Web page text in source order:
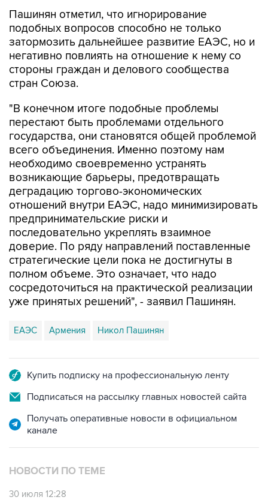
Пашинян отметил, что игнорирование
подобных вопросов способно не только
затормозить дальнейшее развитие ЕАЭС, но и
негативно повлиять на отношение к нему со
стороны граждан и делового сообщества
стран Союза.
"В конечном итоге подобные проблемы
перестают быть проблемами отдельного
государства, они становятся общей проблемой
всего объединения. Именно поэтому нам
необходимо своевременно устранять
возникающие барьеры, предотвращать
деградацию торгово-экономических
отношений внутри ЕАЭС, надо минимизировать
предпринимательские риски и
последовательно укреплять взаимное
доверие. По ряду направлений поставленные
стратегические цели пока не достигнуты в
полном объеме. Это означает, что надо
сосредоточиться на практической реализации
уже принятых решений", - заявил Пашинян.
ЕАЭС Армения Никол Пашинян
Купить подписку на профессиональную ленту
Подписаться на рассылку главных новостей сайта
Получать оперативные новости в официальном
канале
НОВОСТИ ПО ТЕМЕ
30 июля 12:28